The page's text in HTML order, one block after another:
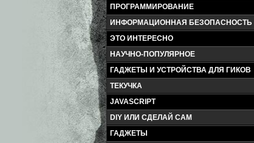
ПРОГРАММИРОВАНИЕ
ИНФОРМАЦИОННАЯ БЕЗОПАСНОСТЬ
ЭТО ИНТЕРЕСНО
НАУЧНО-ПОПУЛЯРНОЕ
ГАДЖЕТЫ И УСТРОЙСТВА ДЛЯ ГИКОВ
ТЕКУЧКА
JAVASCRIPT
DIY ИЛИ СДЕЛАЙ САМ
ГАДЖЕТЫ